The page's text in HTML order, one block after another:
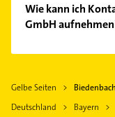
Wie kann ich
GmbH
unserem
finden Sie alle
Gelbe Seiten
Deutschland
Bayern